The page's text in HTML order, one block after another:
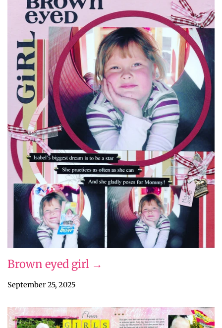
Brown eyed girl →
September 25, 2025